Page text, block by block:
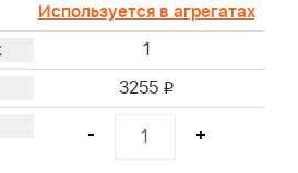
Husqvarna
Husqvarna
Husqvarna
Husqvarna
Husqvarna
Используется в агрегатах
1
3255 i
- +